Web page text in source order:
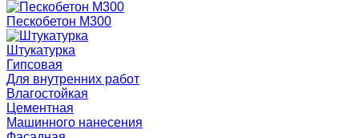
Пескобетон М300
Штукатурка
Гипсовая
Для внутренних работ
Влагостойкая
Цементная
Машинного нанесения